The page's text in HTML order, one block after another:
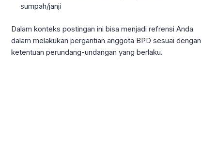
sumpah/janji
Dalam konteks postingan ini bisa menjadi refrensi Anda
dalam melakukan pergantian anggota BPD sesuai dengan
ketentuan perundang-undangan yang berlaku.